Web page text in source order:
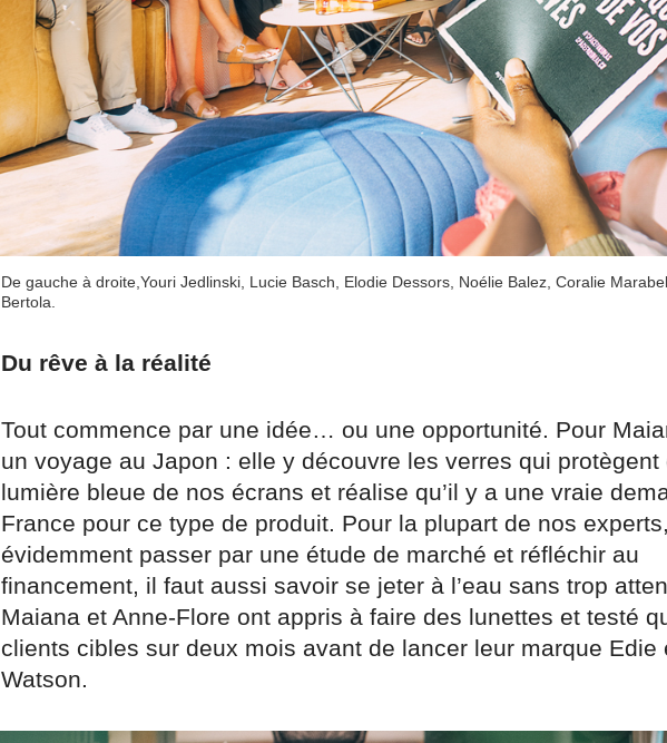
De gauche à droite,Youri Jedlinski, Lucie Basch, Elodie Dessors, Noélie Balez, Coralie
Bertola.
Du rêve à la réalité
Tout commence par une idée… ou une opportunité. Pour
un voyage au Japon : elle y découvre les verres qui protègent
lumière bleue de nos écrans et réalise qu’il y a une vraie
France pour ce type de produit. Pour la plupart de nos
évidemment passer par une étude de marché et réfléchir au
financement, il faut aussi savoir se jeter à l’eau sans trop
Maiana et Anne-Flore ont appris à faire des lunettes et testé
clients cibles sur deux mois avant de lancer leur marque Edie
Watson.